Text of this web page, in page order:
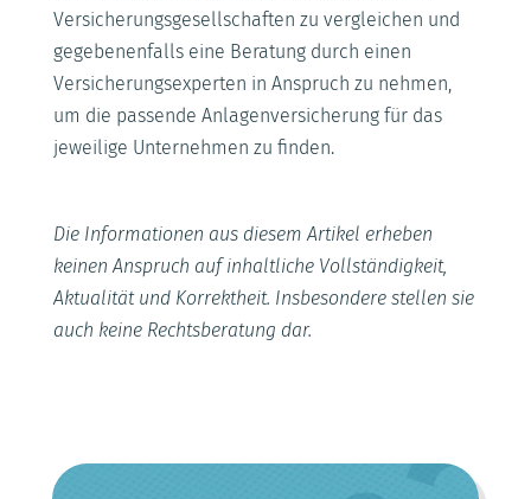
Versicherungsgesellschaften zu vergleichen und
gegebenenfalls eine Beratung durch einen
Versicherungsexperten in Anspruch zu nehmen,
um die passende Anlagenversicherung für das
jeweilige Unternehmen zu finden.
Die Informationen aus diesem Artikel erheben
keinen Anspruch auf inhaltliche Vollständigkeit,
Aktualität und Korrektheit. Insbesondere stellen sie
auch keine Rechtsberatung dar.